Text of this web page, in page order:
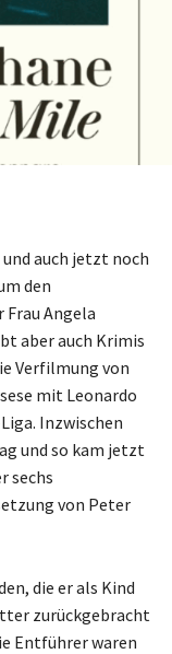
auch jetzt noch
den
Angela
aber auch Krimis
Verfilmung von
mit Leonardo
Inzwischen
und so kam jetzt
sechs
von Peter
die er als Kind
zurückgebracht
Entführer waren